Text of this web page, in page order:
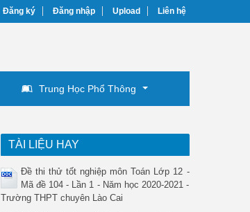
Đăng ký Đăng nhập Upload Liên hệ
Trung Học Phổ Thông
TÀI LIỆU HAY
Đề thi thử tốt nghiệp môn Toán Lớp 12 -
Mã đề 104 - Lần 1 - Năm học 2020-2021 -
Trường THPT chuyên Lào Cai